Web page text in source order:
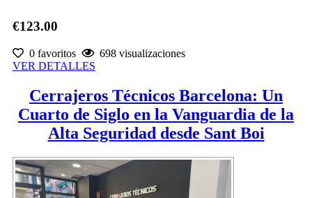
€123.00
0 favoritos
698 visualizaciones
VER DETALLES
Cerrajeros Técnicos Barcelona: Un
Cuarto de Siglo en la Vanguardia de la
Alta Seguridad desde Sant Boi